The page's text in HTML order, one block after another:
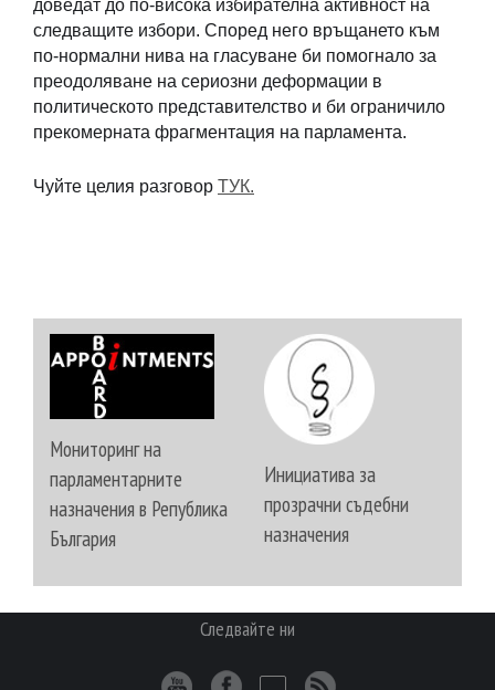
доведат до по-висока избирателна активност на
следващите избори. Според него връщането към
по-нормални нива на гласуване би помогнало за
преодоляване на сериозни деформации в
политическото представителство и би ограничило
прекомерната фрагментация на парламента.
Чуйте целия разговор ТУК.
Мониторинг на
парламентарните
назначения в Република
България
Инициатива за
прозрачни съдебни
назначения
Следвайте ни